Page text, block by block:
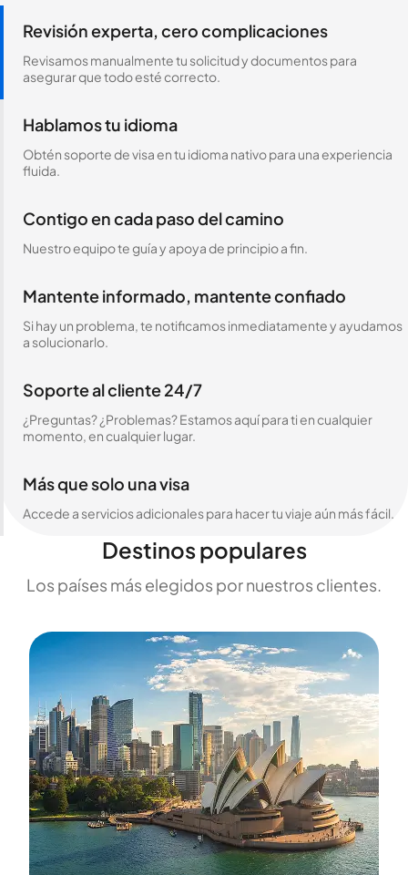
Revisión experta, cero complicaciones
Revisamos manualmente tu solicitud y documentos para
asegurar que todo esté correcto.
Hablamos tu idioma
Obtén soporte de visa en tu idioma nativo para una experiencia
fluida.
Contigo en cada paso del camino
Nuestro equipo te guía y apoya de principio a fin.
Mantente informado, mantente confiado
Si hay un problema, te notificamos inmediatamente y ayudamos
a solucionarlo.
Soporte al cliente 24/7
¿Preguntas? ¿Problemas? Estamos aquí para ti en cualquier
momento, en cualquier lugar.
Más que solo una visa
Accede a servicios adicionales para hacer tu viaje aún más fácil.
Destinos populares
Los países más elegidos por nuestros clientes.